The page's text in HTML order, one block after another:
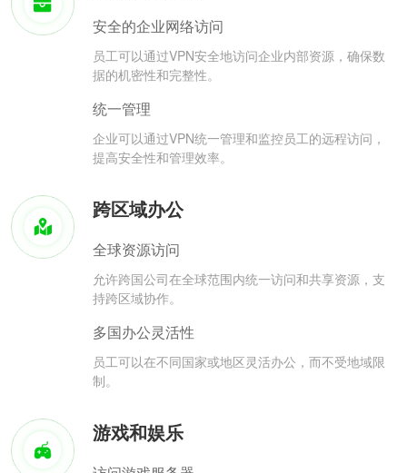
安全的企业网络访问
员工可以通过VPN安全地访问企业内部资源，确保数
据的机密性和完整性。
统一管理
企业可以通过VPN统一管理和监控员工的远程访问，
提高安全性和管理效率。
跨区域办公
全球资源访问
允许跨国公司在全球范围内统一访问和共享资源，支
持跨区域协作。
多国办公灵活性
员工可以在不同国家或地区灵活办公，而不受地域限
制。
游戏和娱乐